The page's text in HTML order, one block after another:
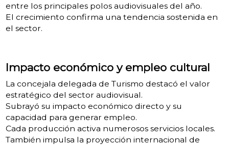
entre los principales polos audiovisuales del año.
El crecimiento confirma una tendencia sostenida en
el sector.
Impacto económico y empleo cultural
La concejala delegada de Turismo destacó el valor
estratégico del sector audiovisual.
Subrayó su impacto económico directo y su
capacidad para generar empleo.
Cada producción activa numerosos servicios locales.
También impulsa la proyección internacional de